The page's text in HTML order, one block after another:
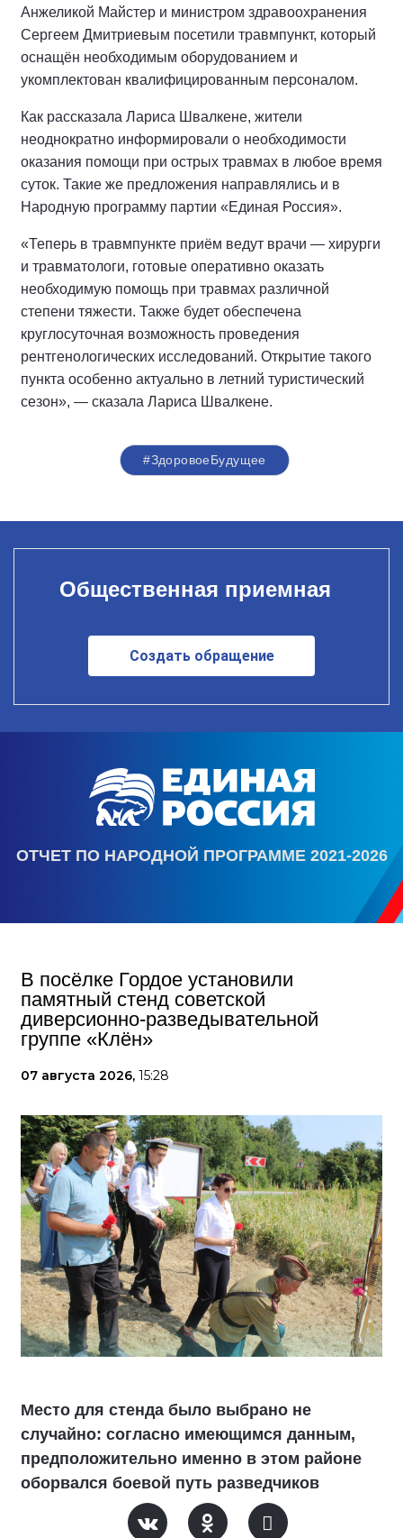
Анжеликой Майстер и министром здравоохранения
Сергеем Дмитриевым посетили травмпункт, который
оснащён необходимым оборудованием и
укомплектован квалифицированным персоналом.
Как рассказала Лариса Швалкене, жители
неоднократно информировали о необходимости
оказания помощи при острых травмах в любое время
суток. Такие же предложения направлялись и в
Народную программу партии «Единая Россия».
«Теперь в травмпункте приём ведут врачи — хирурги
и травматологи, готовые оперативно оказать
необходимую помощь при травмах различной
степени тяжести. Также будет обеспечена
круглосуточная возможность проведения
рентгенологических исследований. Открытие такого
пункта особенно актуально в летний туристический
сезон», — сказала Лариса Швалкене.
#ЗдоровоеБудущее
Общественная приемная
Создать обращение
ОТЧЕТ ПО НАРОДНОЙ ПРОГРАММЕ 2021-2026
В посёлке Гордое установили
памятный стенд советской
диверсионно-разведывательной
группе «Клён»
07 августа 2026, 15:28
Место для стенда было выбрано не
случайно: согласно имеющимся данным,
предположительно именно в этом районе
оборвался боевой путь разведчиков